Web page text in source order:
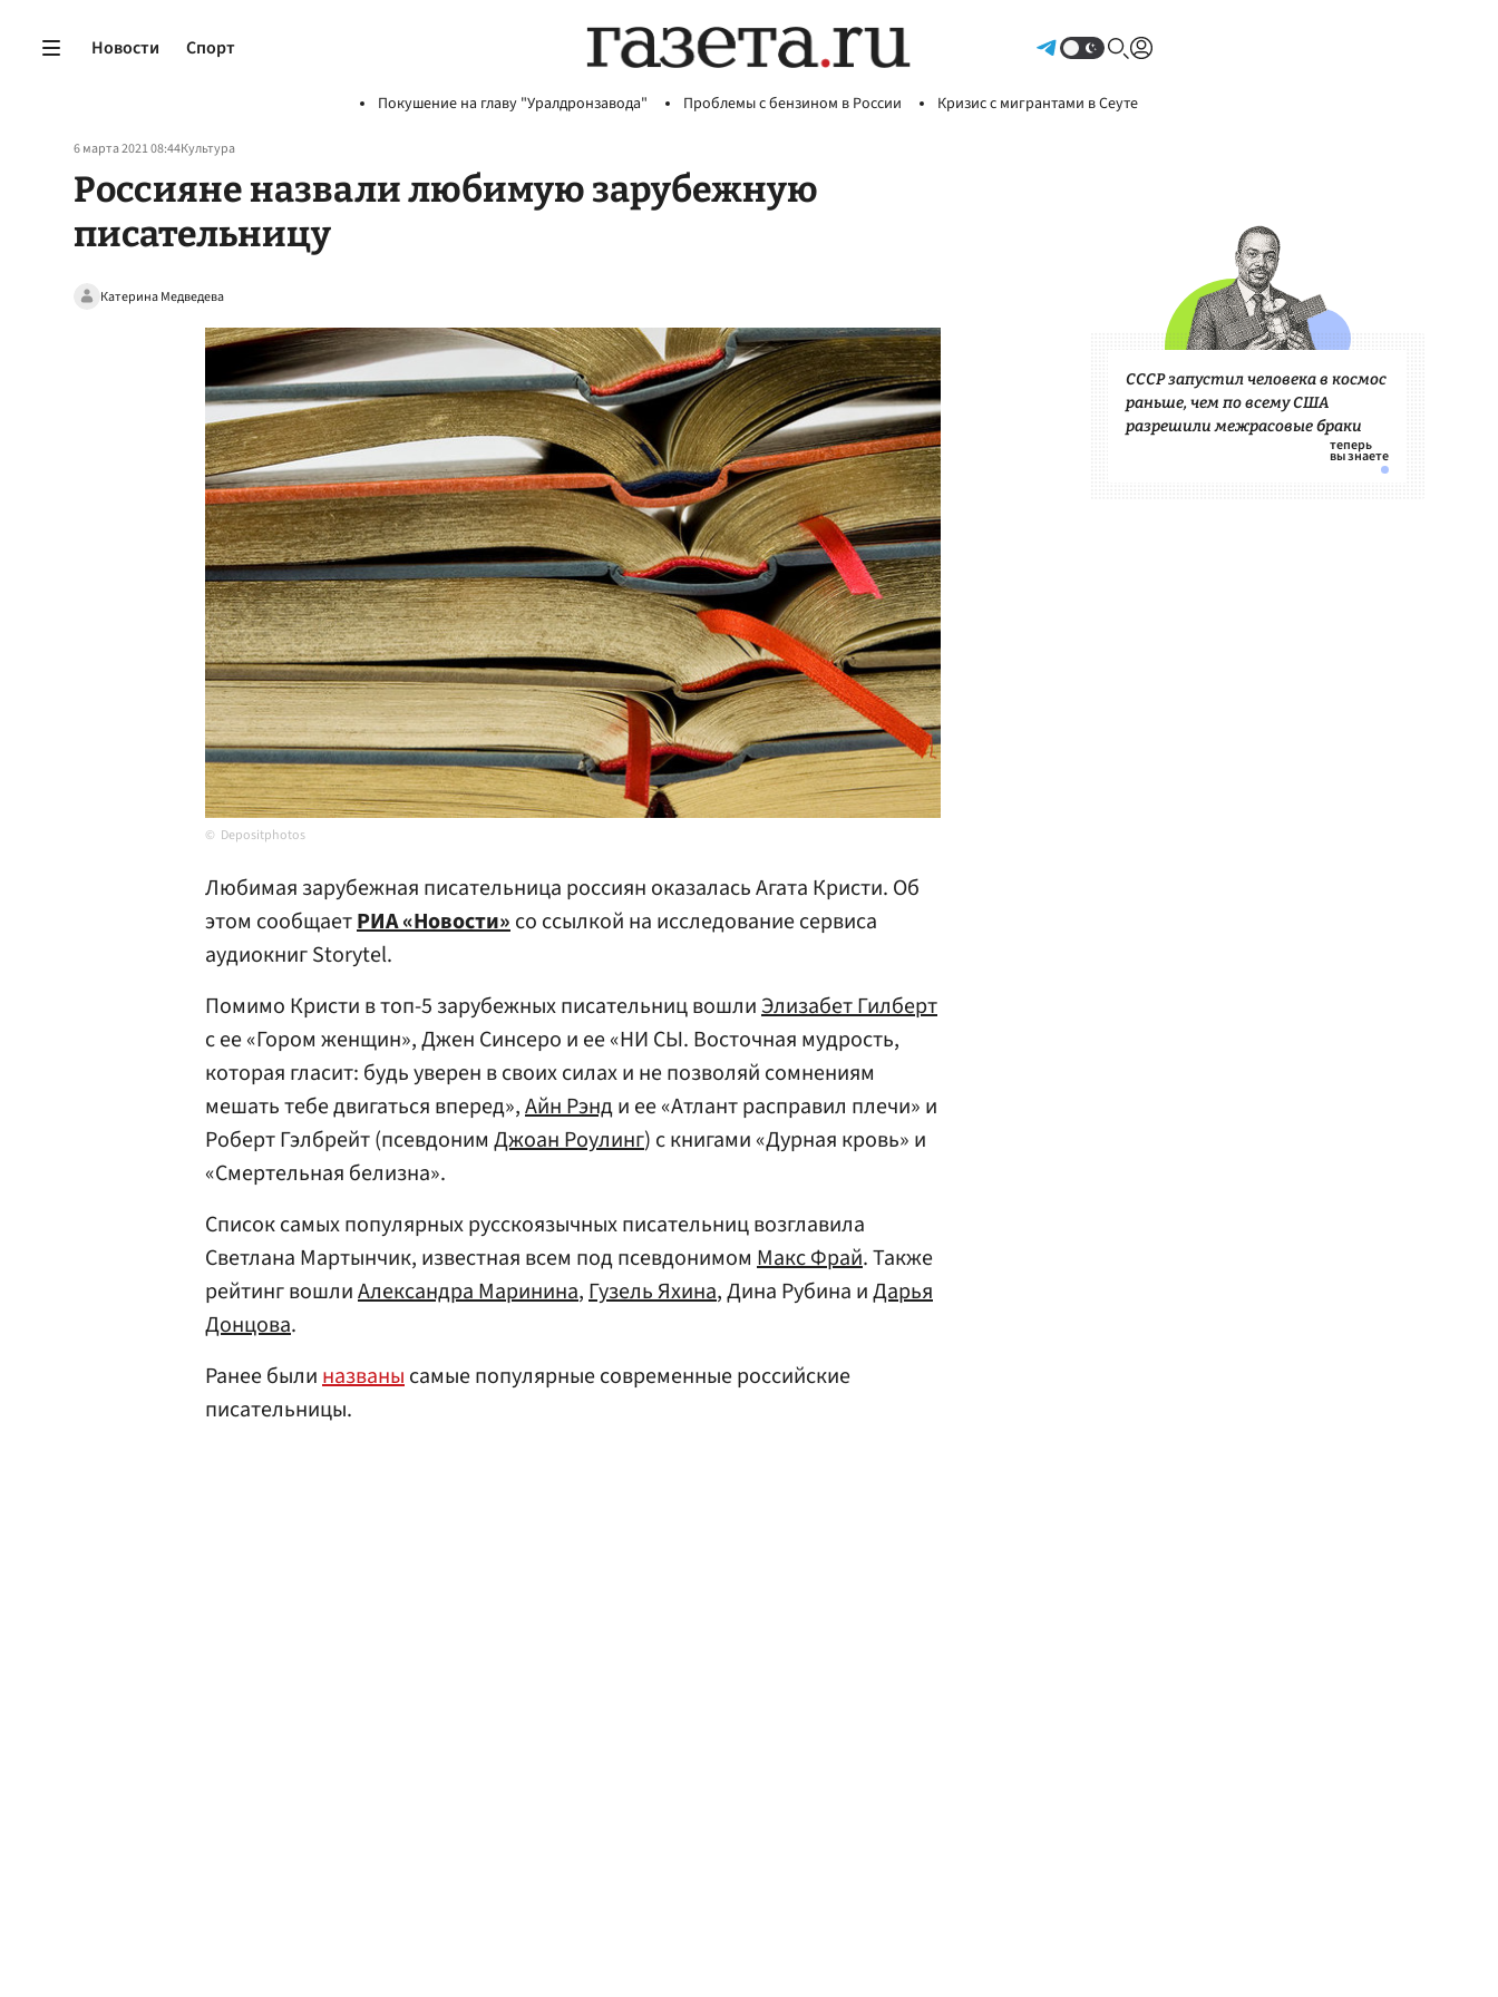
Новости Спорт
Покушение на главу "Уралдронзавода" Проблемы с бензином в России Кризис с мигрантами в Сеуте
6 марта 2021 08:44Культура
Россияне назвали любимую зарубежную
писательницу
Катерина Медведева
Depositphotos
Любимая зарубежная писательница россиян оказалась Агата Кристи. Об
этом сообщаетРИА «Новости»со ссылкой на исследование сервиса
аудиокниг Storytel.
Помимо Кристи в топ-5 зарубежных писательниц вошлиЭлизабет Гилберт
с ее «Гором женщин», Джен Синсеро и ее «НИ СЫ. Восточная мудрость,
которая гласит: будь уверен в своих силах и не позволяй сомнениям
мешать тебе двигаться вперед»,Айн Рэнди ее «Атлант расправил плечи» и
Роберт Гэлбрейт (псевдоним Джоан Роулинг) с книгами «Дурная кровь» и
«Смертельная белизна».
Список самых популярных русскоязычных писательниц возглавила
Светлана Мартынчик, известная всем под псевдонимом Макс Фрай. Также
рейтинг вошлиАлександра Маринина,Гузель Яхина, Дина Рубина иДарья
Донцова.
Ранее былиназванысамые популярные современные российские
писательницы.
СССР запустил человека в космос
раньше, чем по всему США
разрешили межрасовые браки